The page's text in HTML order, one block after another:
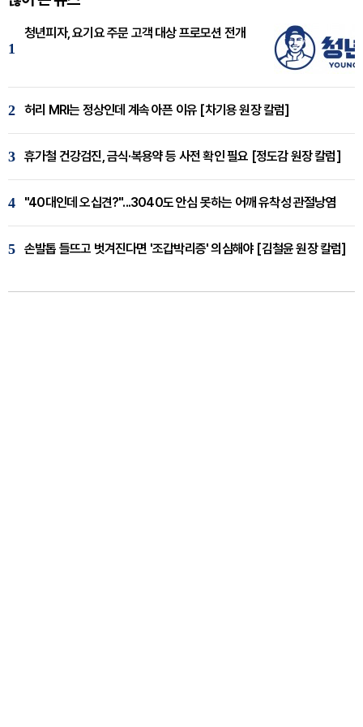
1
청년피자, 요기요 주문 고객 대상 프로모션 전개
2 허리 MRI는 정상인데 계속 아픈 이유 [차기용 원장 칼럼]
3 휴가철 건강검진, 금식·복용약 등 사전 확인 필요 [정도감 원장 칼럼]
4 "40대인데 오십견?"...3040도 안심 못하는 어깨 유착성 관절낭염
5 손발톱 들뜨고 벗겨진다면 '조갑박리증' 의심해야 [김철윤 원장 칼럼]